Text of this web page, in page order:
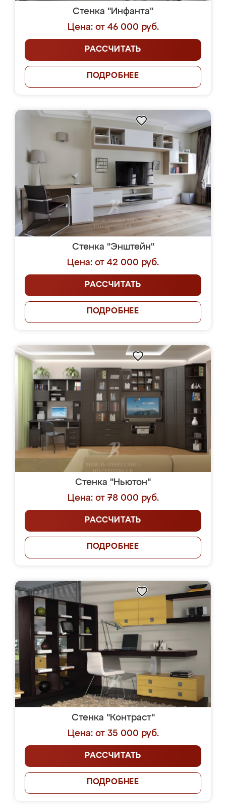
Стенка "Инфанта"
Цена: от 46 000 руб.
РАССЧИТАТЬ
ПОДРОБНЕЕ
Стенка "Энштейн"
Цена: от 42 000 руб.
РАССЧИТАТЬ
ПОДРОБНЕЕ
Стенка "Ньютон"
Цена: от 78 000 руб.
РАССЧИТАТЬ
ПОДРОБНЕЕ
Стенка "Контраст"
Цена: от 35 000 руб.
РАССЧИТАТЬ
ПОДРОБНЕЕ